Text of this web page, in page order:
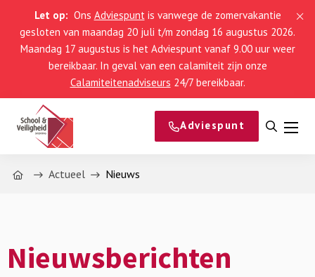
Let op: Ons Adviespuntis vanwege de zomervakantie
gesloten van maandag 20 juli t/m zondag 16 augustus 2026.
Maandag 17 augustus is het Adviespunt vanaf 9.00 uur weer
bereikbaar. In geval van een calamiteit zijn onze
Calamiteitenadviseurs 24/7 bereikbaar.
Adviespunt
Open
Home Actueel Nieuws
Nieuwsberichten